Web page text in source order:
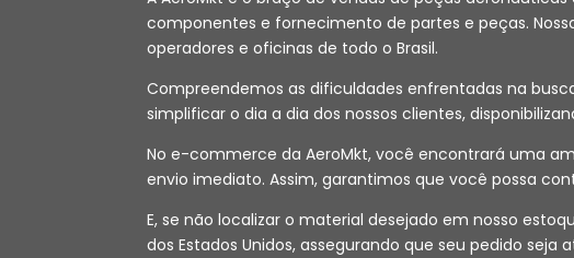
componentes e fornecimento de partes e peças.
operadores e oficinas de todo o Brasil.
Compreendemos as dificuldades enfrentadas na
simplificar o dia a dia dos nossos clientes,
No e-commerce da AeroMkt, você encontrará uma
envio imediato. Assim, garantimos que você possa
E, se não localizar o material desejado em nosso
dos Estados Unidos, assegurando que seu pedido